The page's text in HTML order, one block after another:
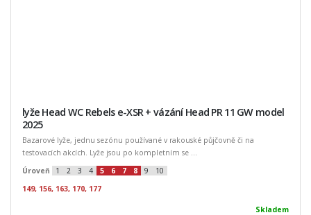
lyže Head WC Rebels e-XSR + vázání Head PR 11 GW model
2025
Bazarové lyže, jednu sezónu používané v rakouské půjčovně či na
testovacích akcích. Lyže jsou po kompletním se ...
Úroveň
1 2 3 4 5 6 7 8 9
10
149, 156, 163, 170, 177
Skladem